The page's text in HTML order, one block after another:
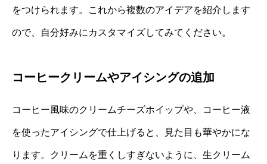
をつけられます。これから複数のアイデアを紹介します
ので、自分好みにカスタマイズしてみてください。
コーヒークリームやアイシングの追加
コーヒー風味のクリームチーズホイップや、コーヒー液
を使ったアイシングで仕上げると、見た目も華やかにな
ります。クリームを重くしすぎないように、生クリーム